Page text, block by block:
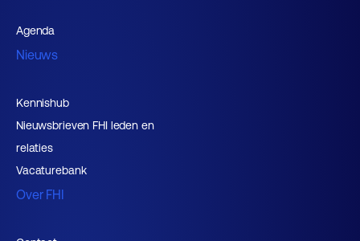
Agenda
Nieuws
Kennishub
Nieuwsbrieven FHI leden en
relaties
Vacaturebank
Over FHI